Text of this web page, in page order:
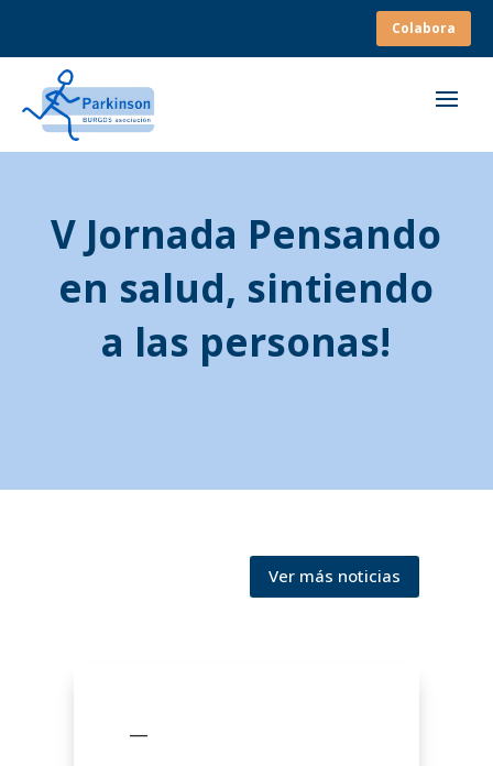
Colabora
V Jornada Pensando
en salud, sintiendo
a las personas!
Ver más noticias
—